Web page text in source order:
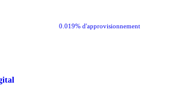
0.019% d'approvisionnement